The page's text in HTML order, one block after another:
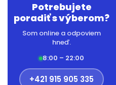
Potrebujete
poradiť s výberom?
Som online a odpoviem
hneď.
8:00 – 22:00
+421 915 905 335